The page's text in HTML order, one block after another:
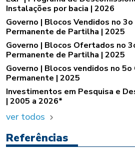
Instalações por bacia | 2026
Governo | Blocos Vendidos no
Permanente de Partilha | 2025
Governo | Blocos Ofertados no
Permanente de Partilha | 2025
Governo | Blocos vendidos no
Permanente | 2025
Investimentos em Pesquisa e
| 2005 a 2026*
ver todos
Referências